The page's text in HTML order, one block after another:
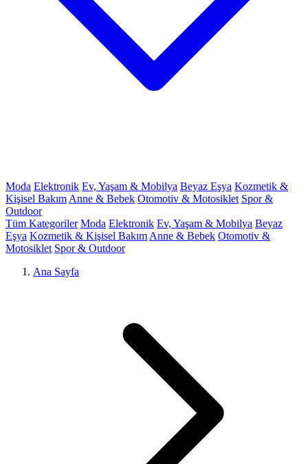
Moda Elektronik Ev, Yaşam & Mobilya Beyaz Eşya Kozmetik &
Kişisel Bakım Anne & Bebek Otomotiv & Motosiklet Spor &
Outdoor
Tüm Kategoriler Moda Elektronik Ev, Yaşam & Mobilya Beyaz
Eşya Kozmetik & Kişisel Bakım Anne & Bebek Otomotiv &
Motosiklet Spor & Outdoor
Ana Sayfa